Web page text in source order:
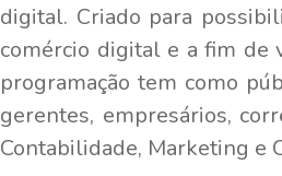
digital. Criado para
comércio digital e a fim de
programação tem como
gerentes, empresários,
Contabilidade, Marketing e